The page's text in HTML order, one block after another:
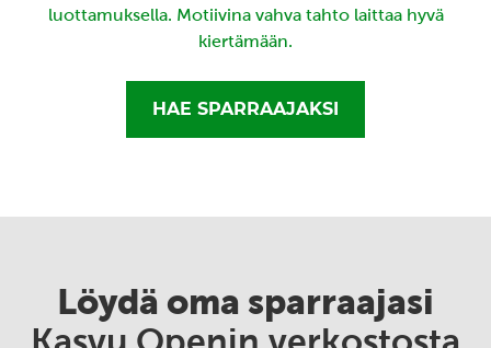
luottamuksella. Motiivina vahva tahto laittaa hyvä
kiertämään.
HAE SPARRAAJAKSI
Löydä oma sparraajasi